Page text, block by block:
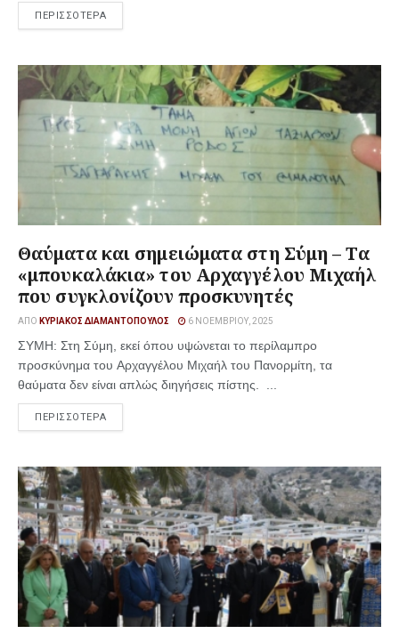
ΠΕΡΙΣΣΟΤΕΡΑ
Θαύματα και σημειώματα στη Σύμη – Τα
«μπουκαλάκια» του Αρχαγγέλου Μιχαήλ
που συγκλονίζουν προσκυνητές
ΑΠΌ ΚΥΡΙΆΚΟΣ ΔΙΑΜΑΝΤΌΠΟΥΛΟΣ 6 ΝΟΕΜΒΡΊΟΥ, 2025
ΣΥΜΗ: Στη Σύμη, εκεί όπου υψώνεται το περίλαμπρο
προσκύνημα του Αρχαγγέλου Μιχαήλ του Πανορμίτη, τα
θαύματα δεν είναι απλώς διηγήσεις πίστης. ...
ΠΕΡΙΣΣΟΤΕΡΑ